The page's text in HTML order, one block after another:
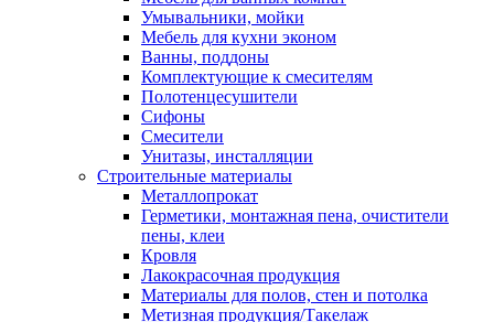
Умывальники, мойки
Мебель для кухни эконом
Ванны, поддоны
Комплектующие к смесителям
Полотенцесушители
Сифоны
Смесители
Унитазы, инсталляции
Строительные материалы
Металлопрокат
Герметики, монтажная пена, очистители
пены, клеи
Кровля
Лакокрасочная продукция
Материалы для полов, стен и потолка
Метизная продукция/Такелаж